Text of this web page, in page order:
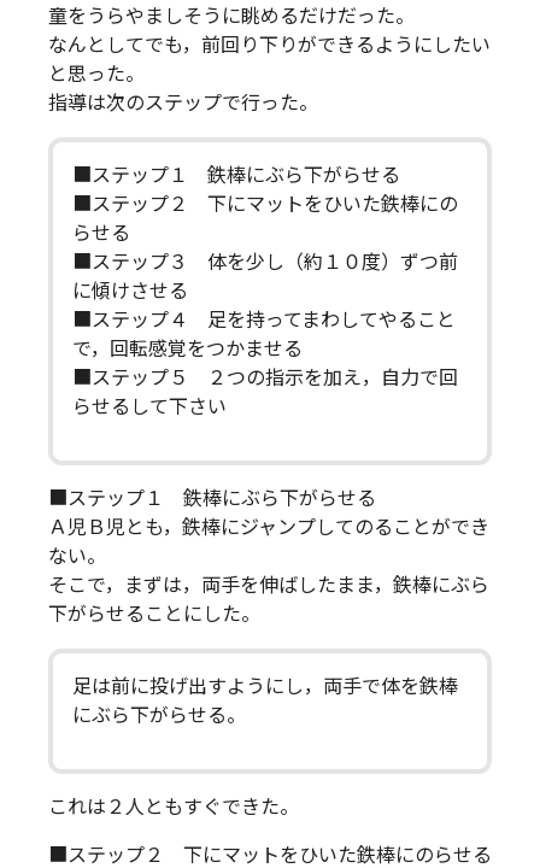
童をうらやましそうに眺めるだけだった。
なんとしてでも，前回り下りができるようにしたい
と思った。
指導は次のステップで行った。
■ステップ１ 鉄棒にぶら下がらせる
■ステップ２ 下にマットをひいた鉄棒にの
らせる
■ステップ３ 体を少し（約１０度）ずつ前
に傾けさせる
■ステップ４ 足を持ってまわしてやること
で，回転感覚をつかませる
■ステップ５ ２つの指示を加え，自力で回
らせるして下さい
■ステップ１ 鉄棒にぶら下がらせる
Ａ児Ｂ児とも，鉄棒にジャンプしてのることができ
ない。
そこで，まずは，両手を伸ばしたまま，鉄棒にぶら
下がらせることにした。
足は前に投げ出すようにし，両手で体を鉄棒
にぶら下がらせる。
これは２人ともすぐできた。
■ステップ２ 下にマットをひいた鉄棒にのらせる